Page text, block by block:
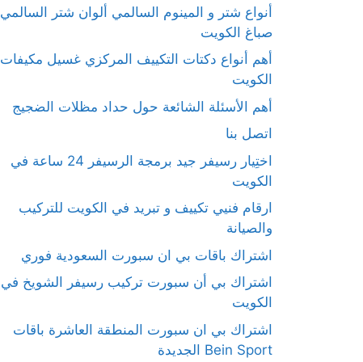
أنواع شتر و المينوم السالمي ألوان شتر السالمي
صباغ الكويت
أهم أنواع دكتات التكييف المركزي غسيل مكيفات
الكويت
أهم الأسئلة الشائعة حول حداد مظلات الضجيج
اتصل بنا
اختِيار رسيفر جيد برمجة الرسيفر 24 ساعة في
الكويت
ارقام فنيي تكييف و تبريد في الكويت للتركيب
والصيانة
اشتراك باقات بي ان سبورت السعودية فوري
اشتراك بي أن سبورت تركيب رسيفر الشويخ في
الكويت
اشتراك بي ان سبورت المنطقة العاشرة باقات
Bein Sport الجديدة